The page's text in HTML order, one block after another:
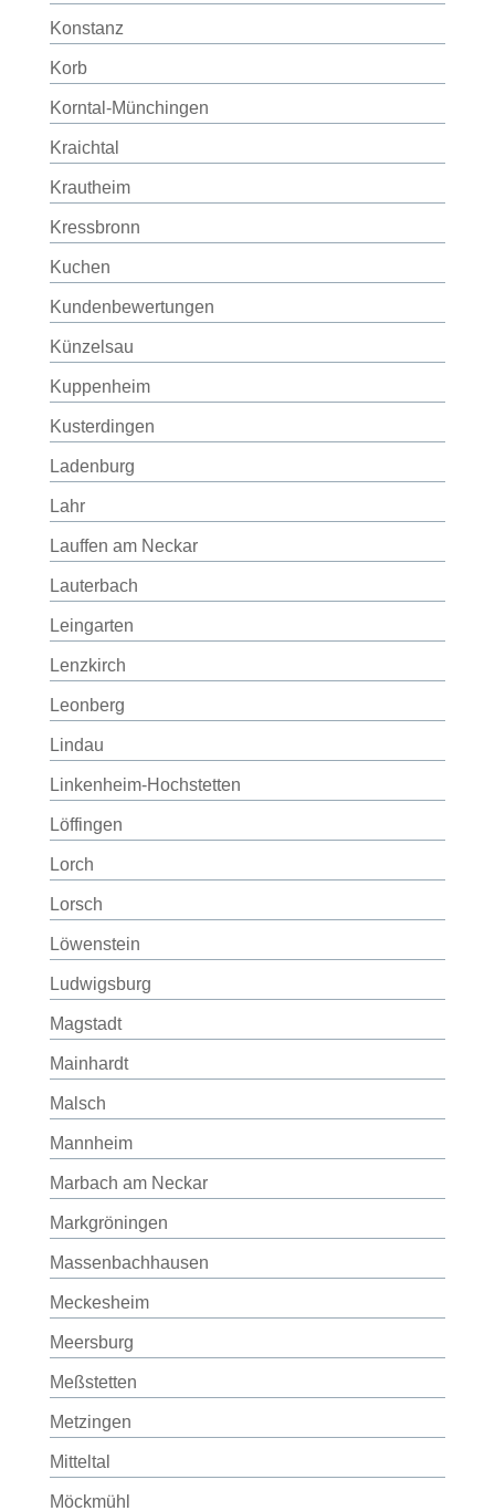
Konstanz
Korb
Korntal-Münchingen
Kraichtal
Krautheim
Kressbronn
Kuchen
Kundenbewertungen
Künzelsau
Kuppenheim
Kusterdingen
Ladenburg
Lahr
Lauffen am Neckar
Lauterbach
Leingarten
Lenzkirch
Leonberg
Lindau
Linkenheim-Hochstetten
Löffingen
Lorch
Lorsch
Löwenstein
Ludwigsburg
Magstadt
Mainhardt
Malsch
Mannheim
Marbach am Neckar
Markgröningen
Massenbachhausen
Meckesheim
Meersburg
Meßstetten
Metzingen
Mitteltal
Möckmühl